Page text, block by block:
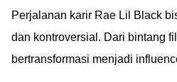
Perjalanan karir Rae Lil Black
dan kontroversial. Dari bintang
bertransformasi menjadi